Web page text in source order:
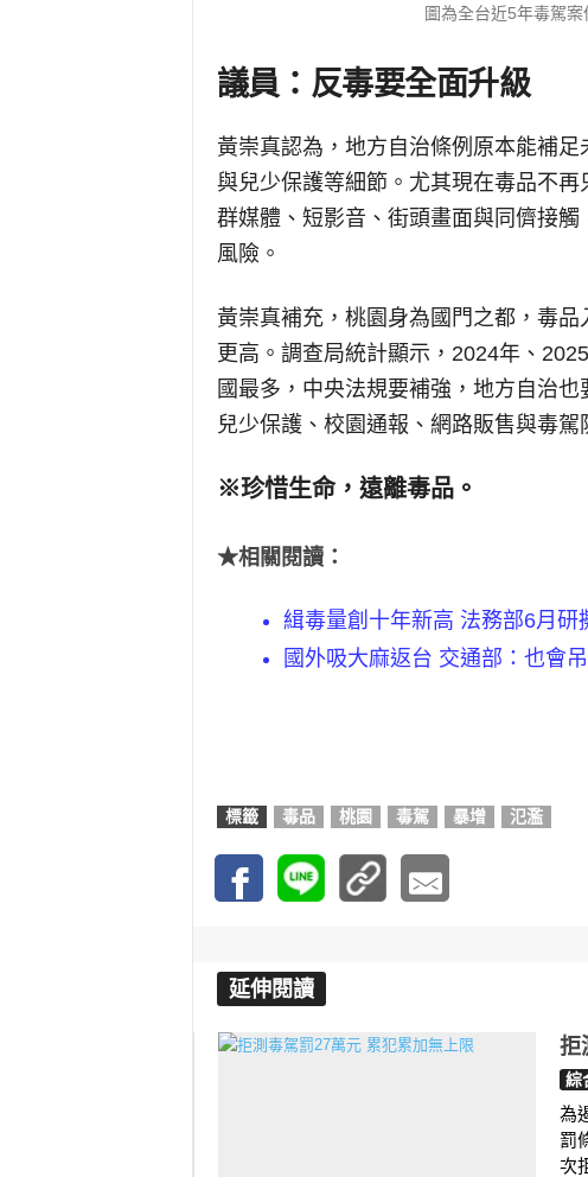
圖為全台近5年毒駕案
議員：反毒要全面升級
黃崇真認為，地方自治條例原本能補
與兒少保護等細節。尤其現在毒品不
群媒體、短影音、街頭畫面與同儕接
風險。
黃崇真補充，桃園身為國門之都，毒
更高。調查局統計顯示，2024年、
國最多，中央法規要補強，地方自治
兒少保護、校園通報、網路販售與毒
※珍惜生命，遠離毒品。
★相關閱讀：
緝毒量創十年新高 法務部6月研
國外吸大麻返台 交通部：也會
標籤 毒品 桃園 毒駕 暴增 氾濫
延伸閱讀
拒
綜
為
罰
次